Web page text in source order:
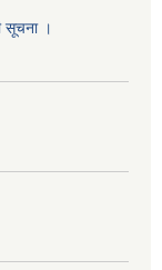
सूचना ।